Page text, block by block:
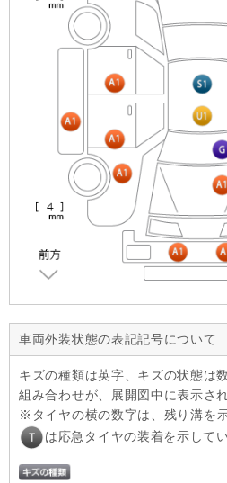
車両外装状態の表記記号について
キズの種類は英字、キズの状態は
組み合わせが、展開図中に表示され
タイヤの横の数字は、残り溝を
は応急タイヤの装着を示してい